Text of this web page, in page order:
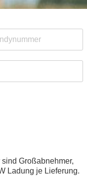
sind Großabnehmer,
Ladung je Lieferung.